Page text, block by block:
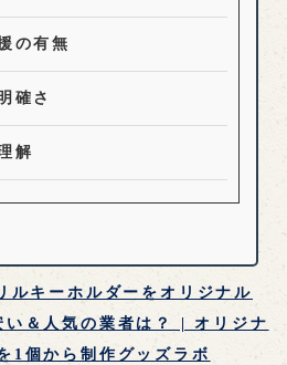
の有無
確さ
解
ルキーホルダーをオリジナル
い＆人気の業者は？ | オリジナ
1個から制作グッズラボ